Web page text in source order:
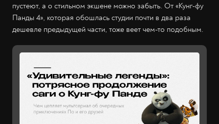
пустеют, а о стильном экшене можно забыть. От «Кунг-фу
Панды 4», которая обошлась студии почти в два раза
дешевле предыдущей части, тоже веет чем-то подобным.